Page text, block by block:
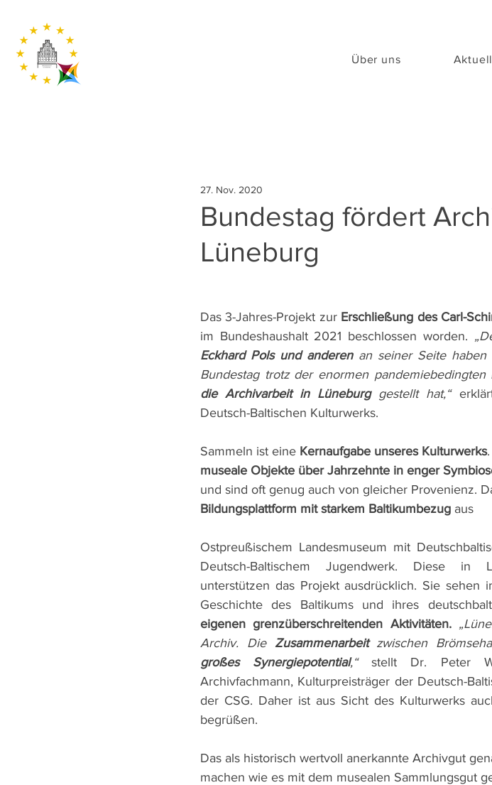
Über uns
Bundestag fördert
Lüneburg
27. Nov. 2020
Das 3-Jahres-Projekt zur Erschließung des Carl-
im Bundeshaushalt 2021 beschlossen worden.
Eckhard Pols und anderen an seiner Seite haben
Bundestag trotz der enormen pandemiebedingten
die Archivarbeit in Lüneburg gestellt hat,“
Deutsch-Baltischen Kulturwerks.
Sammeln ist eine Kernaufgabe unseres Kulturwerks
museale Objekte über Jahrzehnte in enger
und sind oft genug auch von gleicher Provenienz.
Bildungsplattform mit starkem Baltikumbezug aus
Ostpreußischem Landesmuseum mit
Deutsch-Baltischem Jugendwerk. Diese in
unterstützen das Projekt ausdrücklich. Sie
Geschichte des Baltikums und ihres
eigenen grenzüberschreitenden Aktivitäten.
Archiv. Die Zusammenarbeit zwischen
großes Synergiepotential,“ stellt Dr. Peter
Archivfachmann, Kulturpreisträger der Deutsch-
der CSG. Daher ist aus Sicht des Kulturwerks
begrüßen.
Das als historisch wertvoll anerkannte Archivgut
machen wie es mit dem musealen Sammlungsgut